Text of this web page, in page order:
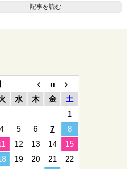
記事を読む
水 木 金
土
1
4 5 6 7
8
12 13 14
15
19 20 21
22